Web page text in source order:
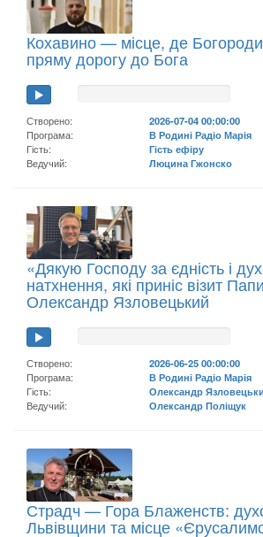
Кохавино — місце, де
пряму дорогу до Бога
Створено:
2026-07-04 00:00:00
Програма:
В Родині Радіо Марія
Гість:
Гість ефіру
Ведучий:
Люцина Гжонско
«Дякую Господу за єдність і
натхнення, які приніс візит
Олександр Язловецький
Створено:
2026-06-25 00:00:00
Програма:
В Родині Радіо Марія
Гість:
Олександр
Ведучий:
Олександр Поліщук
Страдч — Гора Блаженств:
Львівщини та місце